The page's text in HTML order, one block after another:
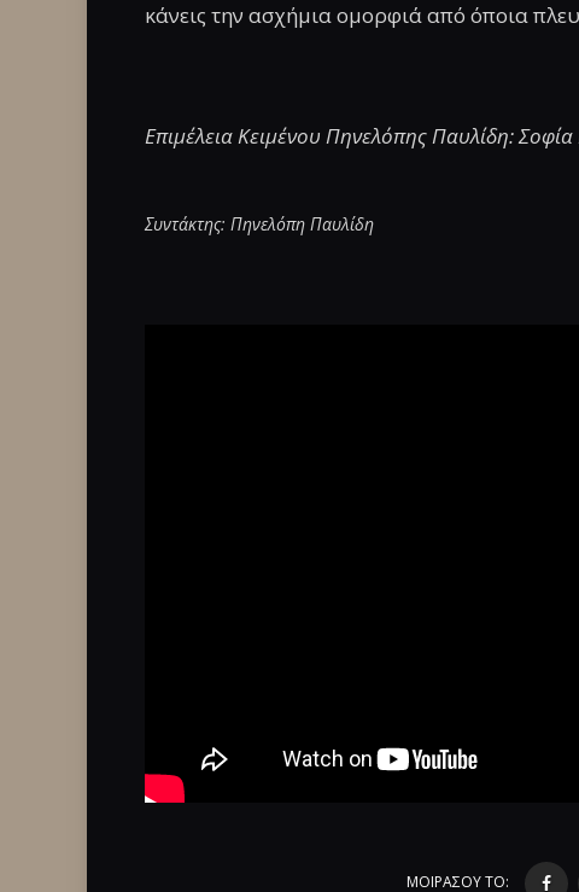
κάνεις την ασχήμια ομορφιά από όποια
Επιμέλεια Κειμένου Πηνελόπης Παυλίδη:
Συντάκτης: Πηνελόπη Παυλίδη
ΜΟΙΡΑΣΟΥ ΤΟ: